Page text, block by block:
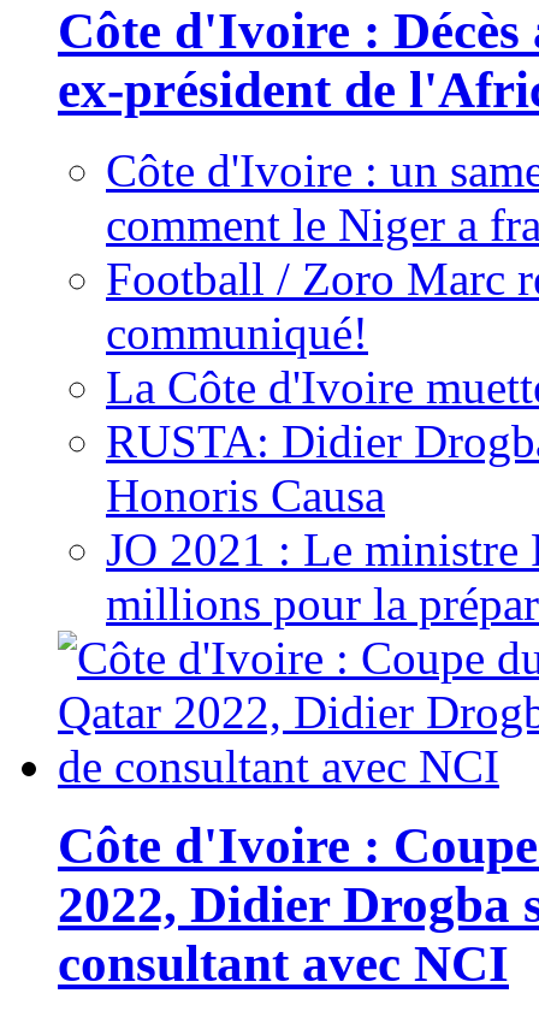
Côte d'Ivoire :
ex-président de
Côte d'Ivoire : un
comment le Niger a
Football / Zoro Marc
communiqué!
La Côte d'Ivoire
RUSTA: Didier
Honoris Causa
JO 2021 : Le ministre
millions pour la
Côte d'Ivoire :
2022, Didier Drogba
consultant avec NCI